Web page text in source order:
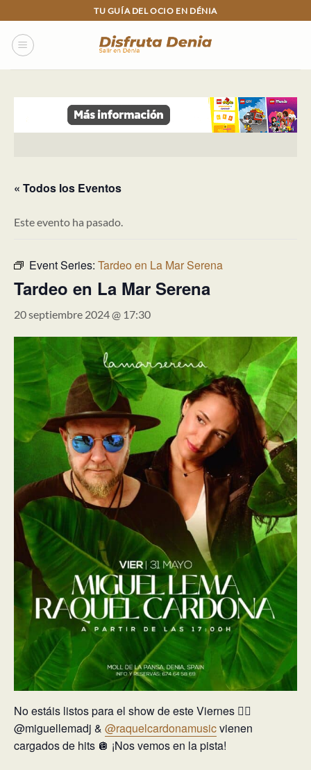
to
content
TU GUÍA DEL OCIO EN DÉNIA
« Todos los Eventos
Este evento ha pasado.
Event Series: Tardeo en La Mar Serena
Tardeo en La Mar Serena
20 septiembre 2024 @ 17:30
No estáis listos para el show de este Viernes ❤️‍🔥
@miguellemadj & @raquelcardonamusicvienen
cargados de hits 🪩 ¡Nos vemos en la pista!